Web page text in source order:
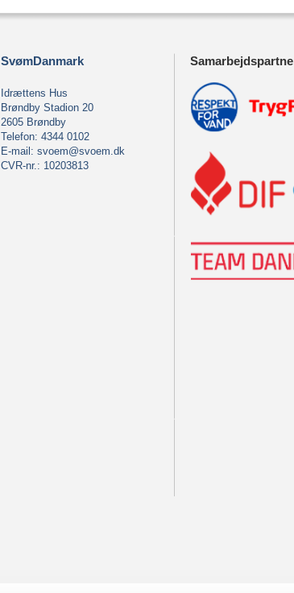
SvømDanmark
Idrættens Hus
Brøndby Stadion 20
2605 Brøndby
Telefon: 4344 0102
E-mail: svoem@svoem.dk
CVR-nr.: 10203813